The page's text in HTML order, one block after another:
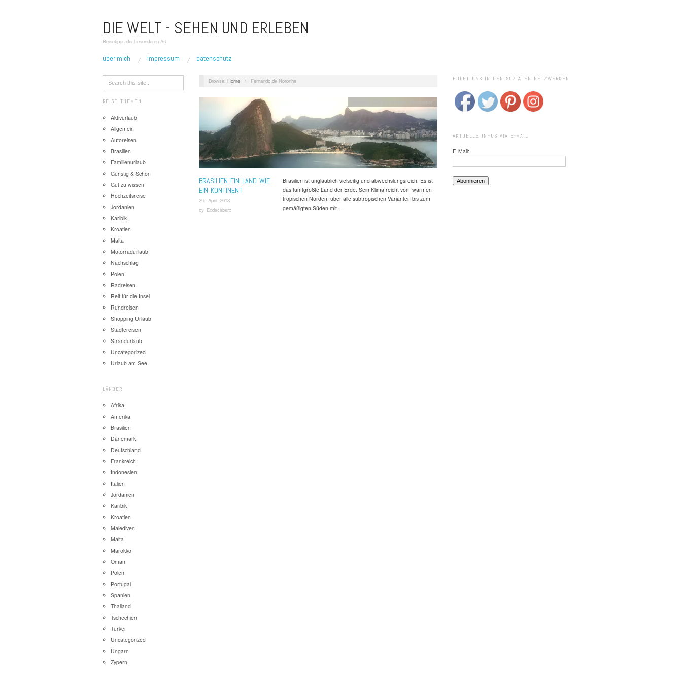
DIE WELT - SEHEN UND ERLEBEN
Reisetipps der besonderen Art
über mich impressum datenschutz
REISE THEMEN
Aktivurlaub
Allgemein
Autoreisen
Brasilien
Familienurlaub
Günstig & Schön
Gut zu wissen
Hochzeitsreise
Jordanien
Karibik
Kroatien
Malta
Motorradurlaub
Nachschlag
Polen
Radreisen
Reif für die Insel
Rundreisen
Shopping Urlaub
Städtereisen
Strandurlaub
Uncategorized
Urlaub am See
LÄNDER
Afrika
Amerika
Brasilien
Dänemark
Deutschland
Frankreich
Indonesien
Italien
Jordanien
Karibik
Kroatien
Malediven
Malta
Marokko
Oman
Polen
Portugal
Spanien
Thailand
Tschechien
Türkei
Uncategorized
Ungarn
Zypern
Browse: Home / Fernando de Noronha
BRASILIEN EIN LAND WIE
EIN KONTINENT
26. April 2018
by Eddscabero
Brasilien ist unglaublich vielseitig und abwechslungsreich. Es ist
das fünftgrößte Land der Erde. Sein Klima reicht vom warmen
tropischen Norden, über alle subtropischen Varianten bis zum
gemäßigten Süden mit…
FOLGT UNS IN DEN SOZIALEN NETZWERKEN
AKTUELLE INFOS VIA E-MAIL
E-Mail: